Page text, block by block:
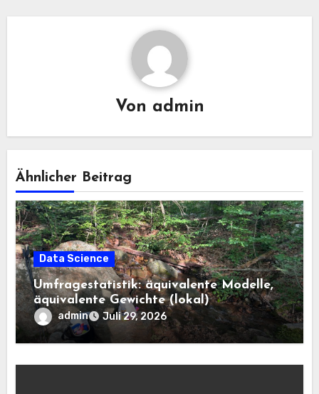
Von admin
Ähnlicher Beitrag
Data Science
Umfragestatistik: äquivalente Modelle,
äquivalente Gewichte (lokal)
admin Juli 29, 2026